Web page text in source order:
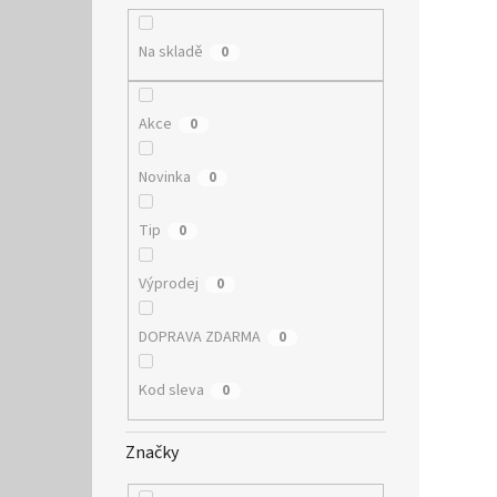
Na skladě 0
Akce 0
Novinka 0
Tip 0
Výprodej 0
DOPRAVA ZDARMA 0
Kod sleva 0
Značky